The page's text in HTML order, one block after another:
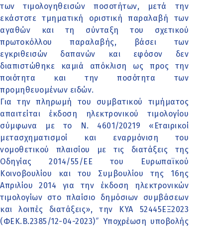
των τιμολογηθεισών ποσοτήτων, μετά την
εκάστοτε τμηματική οριστική παραλαβή των
αγαθών και τη σύνταξη του σχετικού
πρωτοκόλλου παραλαβής, βάσει των
εγκριθεισών δαπανών και εφόσον δεν
διαπιστώθηκε καμιά απόκλιση ως προς την
ποιότητα και την ποσότητα των
προμηθευομένων ειδών.
Για την πληρωμή του συμβατικού τιμήματος
απαιτείται έκδοση ηλεκτρονικού τιμολογίου
σύμφωνα με το Ν. 4601/20219 «Εταιρικοί
μετασχηματισμοί και εναρμόνιση του
νομοθετικού πλαισίου με τις διατάξεις της
Οδηγίας 2014/55/ΕΕ του Ευρωπαϊκού
Κοινοβουλίου και του Συμβουλίου της 16ης
Απριλίου 2014 για την έκδοση ηλεκτρονικών
τιμολογίων στο πλαίσιο δημόσιων συμβάσεων
και λοιπές διατάξεις», την ΚΥΑ 52445ΕΞ2023
(ΦΕΚ.Β.2385/12-04-2023)‘’ Υποχρέωση υποβολής